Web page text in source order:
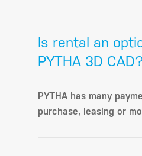
Is rental an
PYTHA 3D
PYTHA has many
purchase, leasing or